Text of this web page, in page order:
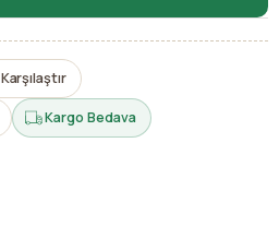
Karşılaştır
Kargo Bedava